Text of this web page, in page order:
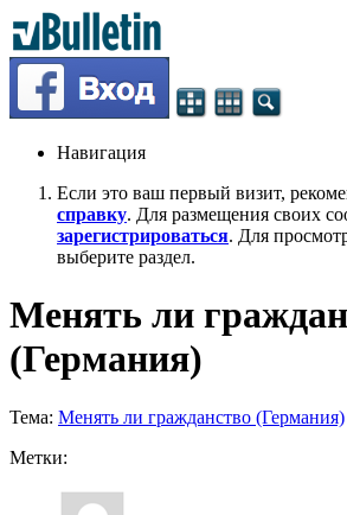
Навигация
Если это ваш первый визит,
справку. Для размещения своих
зарегистрироваться. Для
выберите раздел.
Менять ли
(Германия)
Тема: Менять ли гражданство (Германия)
Метки: